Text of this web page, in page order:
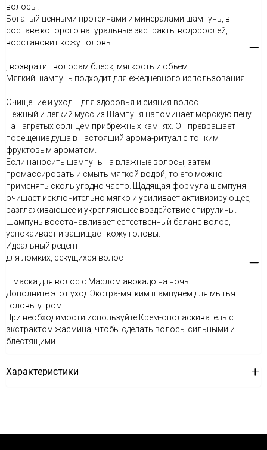
волосы!
Богатый ценными протеинами и минералами шампунь, в
составе которого натуральные экстракты водорослей,
восстановит кожу головы
, возвратит волосам блеск, мягкость и объем.
Мягкий шампунь подходит для ежедневного использования.
Очищение и уход – для здоровья и сияния волос
Нежный и лёгкий мусс из Шампуня напоминает морскую пену
на нагретых солнцем прибрежных камнях. Он превращает
посещение душа в настоящий арома-ритуал с тонким
фруктовым ароматом.
Если наносить шампунь на влажные волосы, затем
промассировать и смыть мягкой водой, то его можно
применять сколь угодно часто. Щадящая формула шампуня
очищает исключительно мягко и усиливает активизирующее,
разглаживающее и укрепляющее воздействие спирулины.
Шампунь восстанавливает естественный баланс волос,
успокаивает и защищает кожу головы.
Идеальный рецепт
для ломких, секущихся волос
– маска для волос с Маслом авокадо на ночь.
Дополните этот уход Экстра-мягким шампунем для мытья
головы утром.
При необходимости используйте Крем-ополаскиватель с
экстрактом жасмина, чтобы сделать волосы сильными и
блестящими.
Характеристики